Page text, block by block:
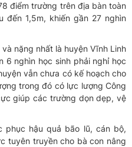
điểm trường trên địa bàn toàn
1,5m, khiến gần 27 nghìn
nặng nhất là huyện Vĩnh Linh
6 nghìn học sinh phải nghỉ học
vẫn chưa có kế hoạch cho
trong đó có lực lượng Công
giúp các trường dọn dẹp, vệ
phục hậu quả bão lũ, cán bộ,
tuyên truyền cho bà con nâng